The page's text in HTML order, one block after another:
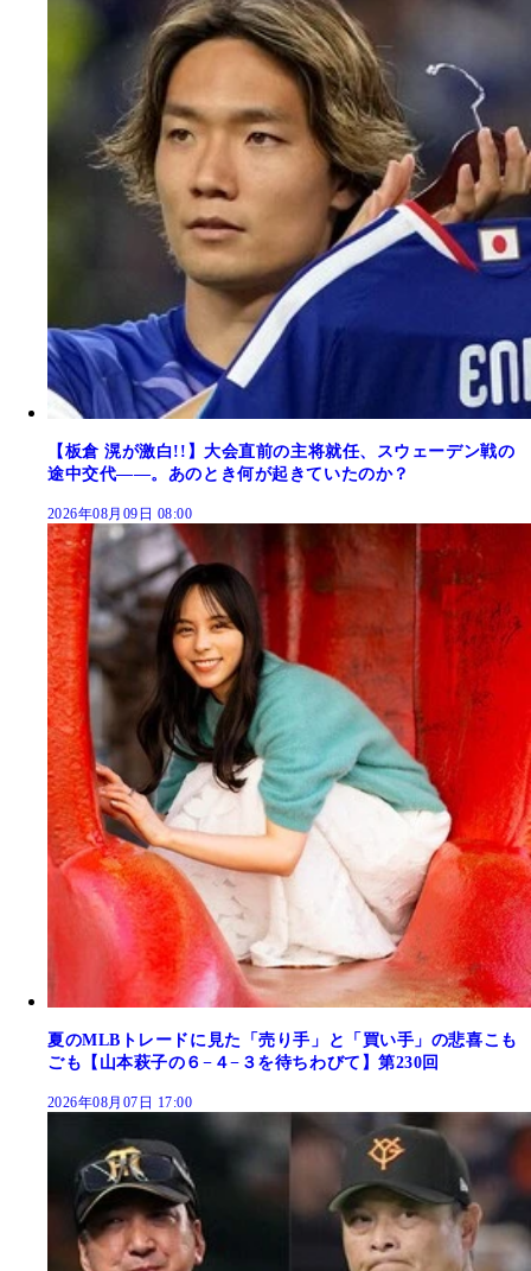
【板倉 滉が激白!!】大会直前の主将就任、スウェーデン戦の
途中交代――。あのとき何が起きていたのか？
2026年08月09日 08:00
夏のMLBトレードに見た「売り手」と「買い手」の悲喜こも
ごも【山本萩子の６−４−３を待ちわびて】第230回
2026年08月07日 17:00